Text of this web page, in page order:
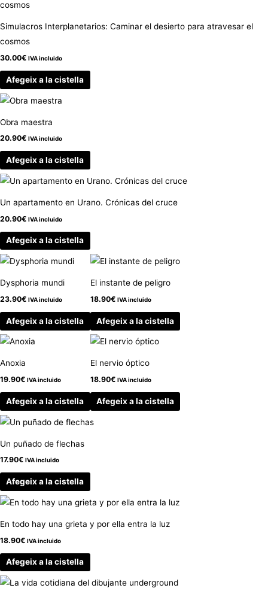
Simulacros Interplanetarios: Caminar el desierto para atravesar el
cosmos
30.00€ IVA incluido
Afegeix a la cistella
Obra maestra
20.90€ IVA incluido
Afegeix a la cistella
Un apartamento en Urano. Crónicas del cruce
20.90€ IVA incluido
Afegeix a la cistella
Dysphoria mundi
23.90€ IVA incluido
Afegeix a la cistella
El instante de peligro
18.90€ IVA incluido
Afegeix a la cistella
Anoxia
19.90€ IVA incluido
Afegeix a la cistella
El nervio óptico
18.90€ IVA incluido
Afegeix a la cistella
Un puñado de flechas
17.90€ IVA incluido
Afegeix a la cistella
En todo hay una grieta y por ella entra la luz
18.90€ IVA incluido
Afegeix a la cistella